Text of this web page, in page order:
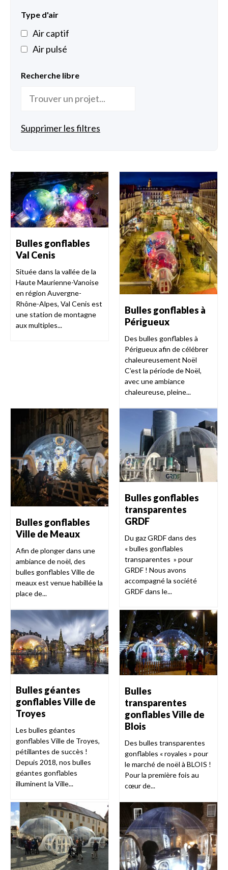
Type d'air
Air captif
Air pulsé
Recherche libre
Supprimer les filtres
Bulles gonflables
Val Cenis
Située dans la vallée de la
Haute Maurienne-Vanoise
en région Auvergne-
Rhône-Alpes, Val Cenis est
une station de montagne
aux multiples...
Bulles gonflables à
Périgueux
Des bulles gonflables à
Périgueux afin de célébrer
chaleureusement Noël
C’est la période de Noël,
avec une ambiance
chaleureuse, pleine...
Bulles gonflables
Ville de Meaux
Afin de plonger dans une
ambiance de noël, des
bulles gonflables Ville de
meaux est venue habillée la
place de...
Bulles gonflables
transparentes
GRDF
Du gaz GRDF dans des
« bulles gonflables
transparentes » pour
GRDF ! Nous avons
accompagné la société
GRDF dans le...
Bulles géantes
gonflables Ville de
Troyes
Les bulles géantes
gonflables Ville de Troyes,
pétillantes de succès !
Depuis 2018, nos bulles
géantes gonflables
illuminent la Ville...
Bulles
transparentes
gonflables Ville de
Blois
Des bulles transparentes
gonflables « royales » pour
le marché de noël à BLOIS !
Pour la première fois au
cœur de...